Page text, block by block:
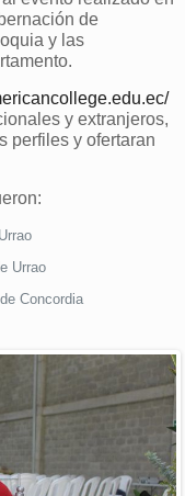
de
y las
y extranjeros,
perfiles y ofertaran
Urrao
Concordia